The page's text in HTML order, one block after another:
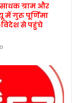
साधक ग्राम और
गुरु पूर्णिमा
से पहुंचे